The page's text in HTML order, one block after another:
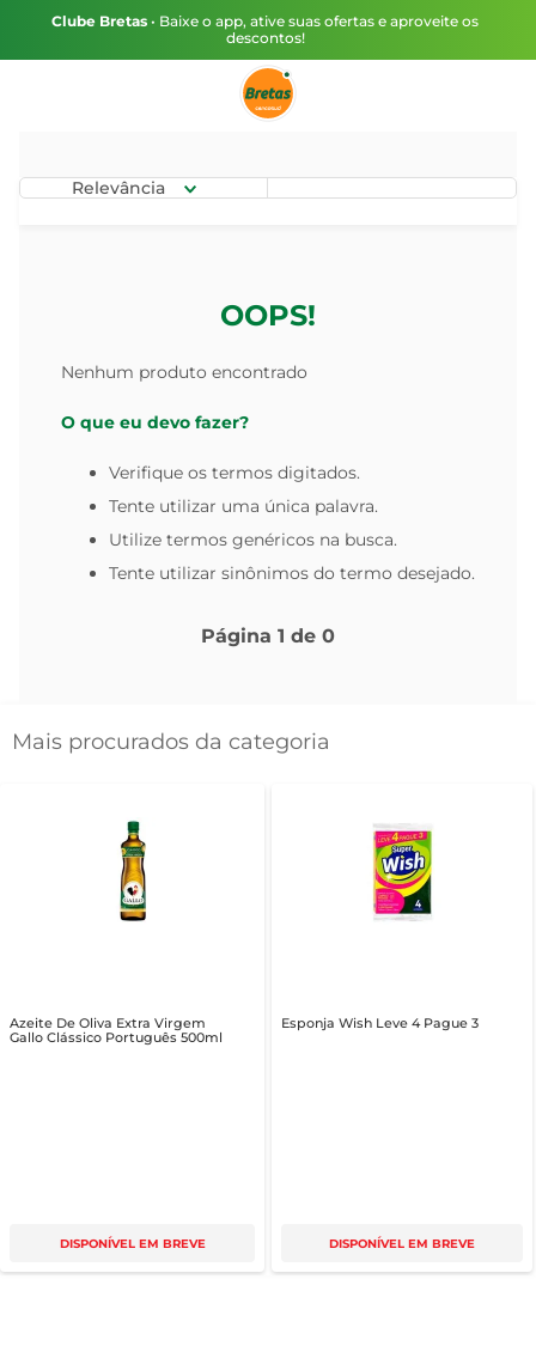
Clube Bretas • Baixe o app, ative suas ofertas e aproveite os
descontos!
Relevância
OOPS!
Nenhum produto encontrado
O que eu devo fazer?
Verifique os termos digitados.
Tente utilizar uma única palavra.
Utilize termos genéricos na busca.
Tente utilizar sinônimos do termo desejado.
Página 1 de 0
Mais procurados da categoria
Azeite De Oliva Extra Virgem
Gallo Clássico Português 500ml
DISPONÍVEL EM BREVE
Esponja Wish Leve 4 Pague 3
DISPONÍVEL EM BREVE